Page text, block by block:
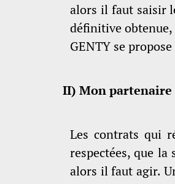
alors il faut saisir
définitive obtenue,
GENTY se
II) Mon partenaire
Les contrats qui
respectées, que la
alors il faut agir.